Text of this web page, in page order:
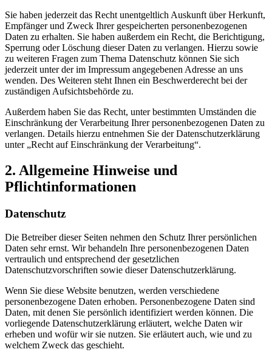
Sie haben jederzeit das Recht unentgeltlich Auskunft über Herkunft,
Empfänger und Zweck Ihrer gespeicherten personenbezogenen
Daten zu erhalten. Sie haben außerdem ein Recht, die Berichtigung,
Sperrung oder Löschung dieser Daten zu verlangen. Hierzu sowie
zu weiteren Fragen zum Thema Datenschutz können Sie sich
jederzeit unter der im Impressum angegebenen Adresse an uns
wenden. Des Weiteren steht Ihnen ein Beschwerderecht bei der
zuständigen Aufsichtsbehörde zu.
Außerdem haben Sie das Recht, unter bestimmten Umständen die
Einschränkung der Verarbeitung Ihrer personenbezogenen Daten zu
verlangen. Details hierzu entnehmen Sie der Datenschutzerklärung
unter „Recht auf Einschränkung der Verarbeitung“.
2. Allgemeine Hinweise und
Pflichtinformationen
Datenschutz
Die Betreiber dieser Seiten nehmen den Schutz Ihrer persönlichen
Daten sehr ernst. Wir behandeln Ihre personenbezogenen Daten
vertraulich und entsprechend der gesetzlichen
Datenschutzvorschriften sowie dieser Datenschutzerklärung.
Wenn Sie diese Website benutzen, werden verschiedene
personenbezogene Daten erhoben. Personenbezogene Daten sind
Daten, mit denen Sie persönlich identifiziert werden können. Die
vorliegende Datenschutzerklärung erläutert, welche Daten wir
erheben und wofür wir sie nutzen. Sie erläutert auch, wie und zu
welchem Zweck das geschieht.